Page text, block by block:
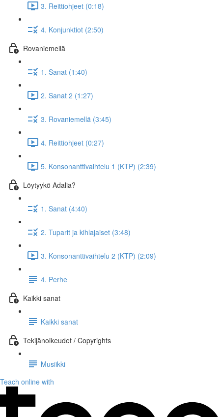
3. Reittiohjeet (0:18)
4. Konjunktiot (2:50)
Rovaniemellä
1. Sanat (1:40)
2. Sanat 2 (1:27)
3. Rovaniemellä (3:45)
4. Reittiohjeet (0:27)
5. Konsonanttivaihtelu 1 (KTP) (2:39)
Löytyykö Adalia?
1. Sanat (4:40)
2. Tuparit ja kihlajaiset (3:48)
3. Konsonanttivaihtelu 2 (KTP) (2:09)
4. Perhe
Kaikki sanat
Kaikki sanat
Tekijänoikeudet / Copyrights
Musiikki
Teach online with